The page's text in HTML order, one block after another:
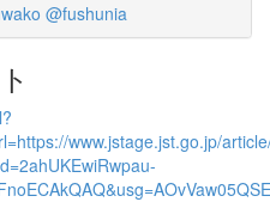
@fushunia
www.jstage.jst.go.jp/